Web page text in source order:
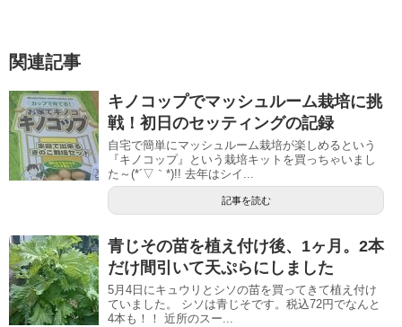
関連記事
キノコップでマッシュルーム栽培に挑
戦！初日のセッティングの記録
自宅で簡単にマッシュルーム栽培が楽しめるという
『キノコップ』という栽培キットを買っちゃいまし
た～(*´▽｀*)!! 去年はシイ...
記事を読む
青じその苗を植え付け後、1ヶ月。2本
だけ間引いて天ぷらにしました
5月4日にキュウリとシソの苗を買ってきて植え付け
ていました。 シソは青じそです。税込72円でなんと
4本も！！ 近所のスー...